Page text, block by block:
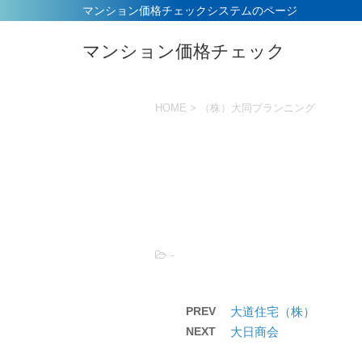
マンション価格チェックシステムのページ
マンション価格チェック
HOME > （株）大同プランニング
-
PREV 大道住宅（株）
NEXT 大日商会